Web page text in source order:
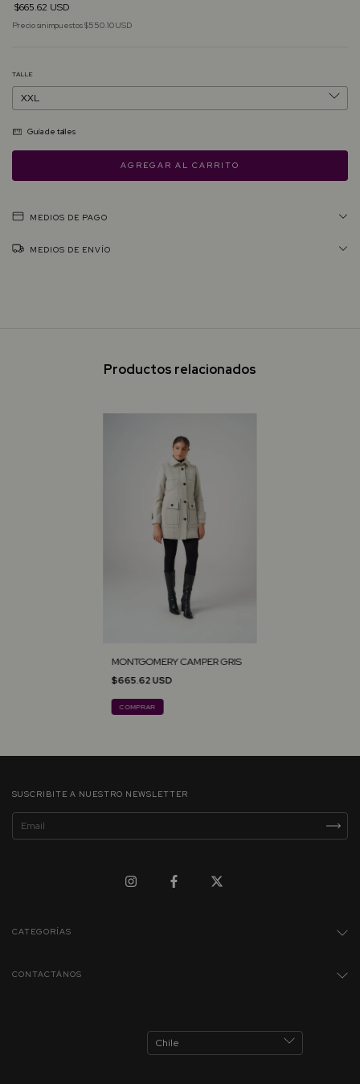
$665.62 USD
Precio sin impuestos$550.10 USD
TALLE
Guía de talles
MEDIOS DE PAGO
MEDIOS DE ENVÍO
Productos relacionados
MONTGOMERY CAMPER GRIS
$665.62 USD
COMPRAR
SUSCRIBITE A NUESTRO NEWSLETTER
CATEGORÍAS
CONTACTÁNOS